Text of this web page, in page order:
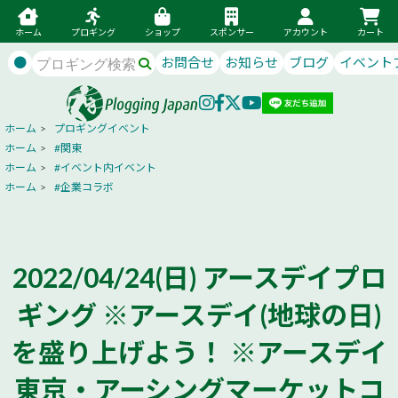
ホーム プロギング ショップ スポンサー アカウント カート
● お問合せ お知らせ ブログ イベント
ホーム >
プロギングイベント
ホーム >
#関東
ホーム >
#イベント内イベント
ホーム > #企業コラボ
2022/04/24(日) アースデイプロ
ギング ※アースデイ(地球の日)
を盛り上げよう！ ※アースデイ
東京・アーシングマーケットコ